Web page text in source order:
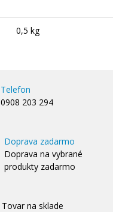
0,5 kg
Telefon
0908 203 294
Doprava zadarmo
Doprava na vybrané
produkty zadarmo
Tovar na sklade